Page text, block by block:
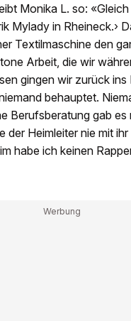
Monika L. so:
Mylady in Rheineck.›
Textilmaschine den
Arbeit, die wir
gingen wir zurück
behauptet.
Berufsberatung gab es
der Heimleiter nie mit
habe ich keinen